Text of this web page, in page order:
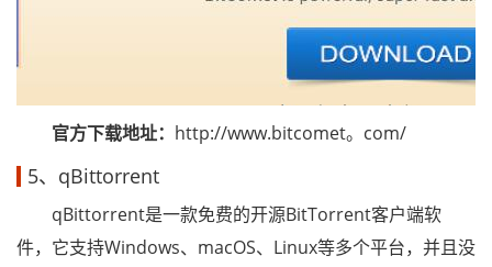
官方下载地址： http://www.bitcomet。com/
5、qBittorrent
qBittorrent是一款免费的开源BitTorrent客户端软
件，它支持Windows、macOS、Linux等多个平台，并且没